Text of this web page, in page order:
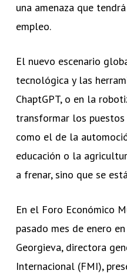
una amenaza que
empleo.
El nuevo escenario
tecnológica y las
ChaptGPT, o en la
transformar los
como el de la
educación o la
a frenar, sino que se
En el Foro Económico
pasado mes de enero
Georgieva, directora
Internacional (FMI),